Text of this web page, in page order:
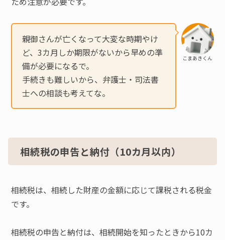
こまあきくん
親御さんが亡くなって大変な時期やけ
ど、3カ月しか期限がないから早めの準
備が必要になるで。
手続きも難しいから、弁護士・司法書
士への相談も考えてな。
相続税の申告と納付（10カ月以内）
相続税は、相続した財産の金額に応じて課税される税金
です。
相続税の申告と納付は、相続開始を知ったときから10カ